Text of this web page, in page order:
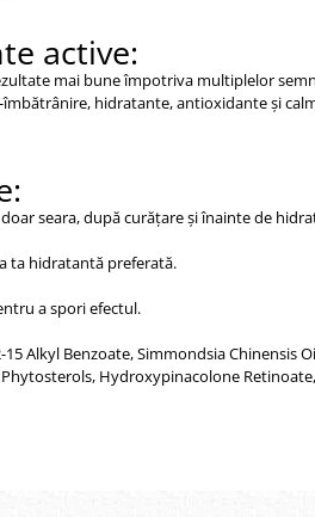
active:
mai bune împotriva multiplelor
hidratante, antioxidante și
seara, după curățare și înainte de
ta hidratantă preferată.
a spori efectul.
15 Alkyl Benzoate, Simmondsia
Hydroxypinacolone